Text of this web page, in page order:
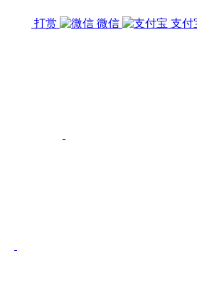
打赏 微信 支付